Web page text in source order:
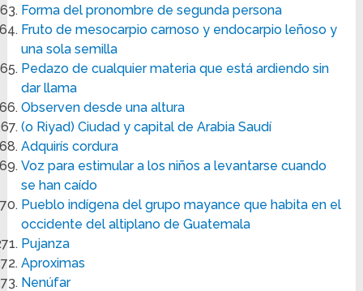
Forma del pronombre de segunda persona
Fruto de mesocarpio carnoso y endocarpio leñoso y
una sola semilla
Pedazo de cualquier materia que está ardiendo sin
dar llama
Observen desde una altura
(o Riyad) Ciudad y capital de Arabia Saudí
Adquirís cordura
Voz para estimular a los niños a levantarse cuando
se han caído
Pueblo indígena del grupo mayance que habita en el
occidente del altiplano de Guatemala
Pujanza
Aproximas
Nenúfar